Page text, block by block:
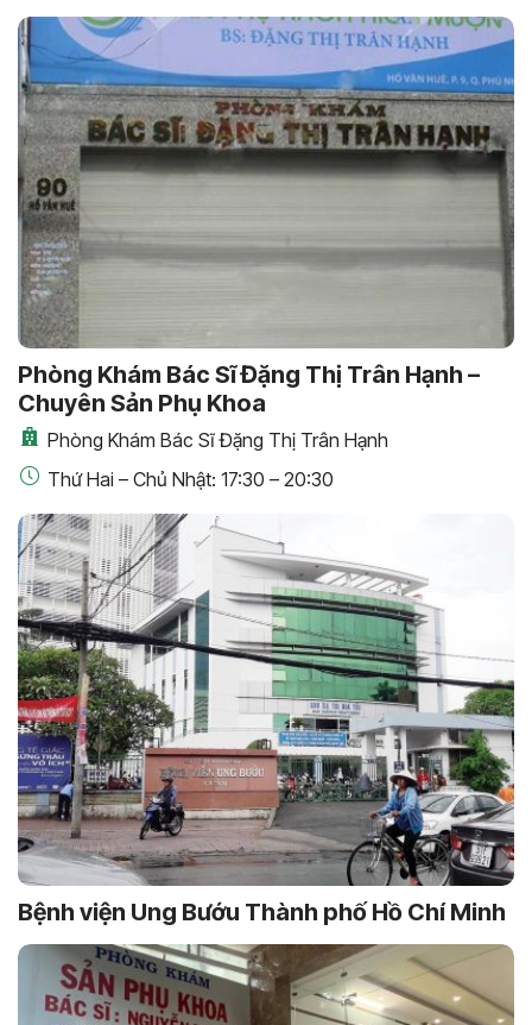
Phòng Khám Bác Sĩ Đặng Thị Trân Hạnh –
Chuyên Sản Phụ Khoa
Phòng Khám Bác Sĩ Đặng Thị Trân Hạnh
Thứ Hai – Chủ Nhật: 17:30 – 20:30
Bệnh viện Ung Bướu Thành phố Hồ Chí Minh